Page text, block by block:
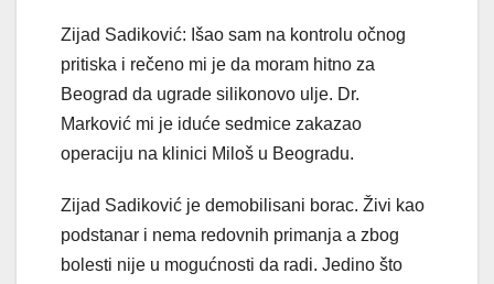
Zijad Sadiković: Išao sam na kontrolu očnog
pritiska i rečeno mi je da moram hitno za
Beograd da ugrade silikonovo ulje. Dr.
Marković mi je iduće sedmice zakazao
operaciju na klinici Miloš u Beogradu.
Zijad Sadiković je demobilisani borac. Živi kao
podstanar i nema redovnih primanja a zbog
bolesti nije u mogućnosti da radi. Jedino što